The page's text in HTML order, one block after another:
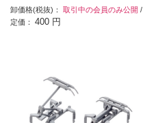
卸価格(税抜)： 取引中の会員のみ公開 /
定価： 400 円